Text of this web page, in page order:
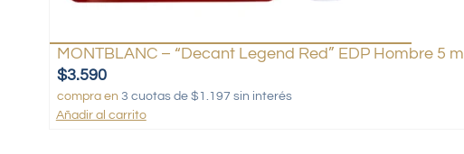
MONTBLANC – “Decant Legend Red” EDP Hombre 5 ml
$3.590
compra en 3 cuotas de $1.197 sin interés
Añadir al carrito